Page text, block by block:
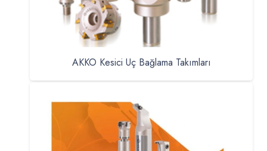
AKKO Kesici Uç Bağlama Takımları